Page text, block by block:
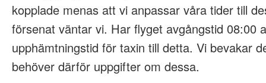
kopplade menas att vi anpassar våra tider till
försenat väntar vi. Har flyget avgångstid 08:00
upphämtningstid för taxin till detta. Vi bevakar
behöver därför uppgifter om dessa.